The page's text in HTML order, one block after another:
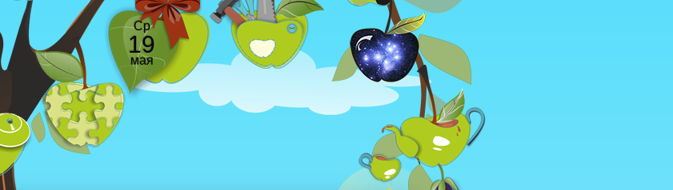
Ср
19
мая